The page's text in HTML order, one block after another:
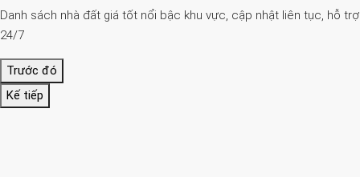
Danh sách nhà đất giá tốt nổi bậc khu vực, cập nhật liên tục, hỗ trợ
24/7
Trước đó
Kế tiếp